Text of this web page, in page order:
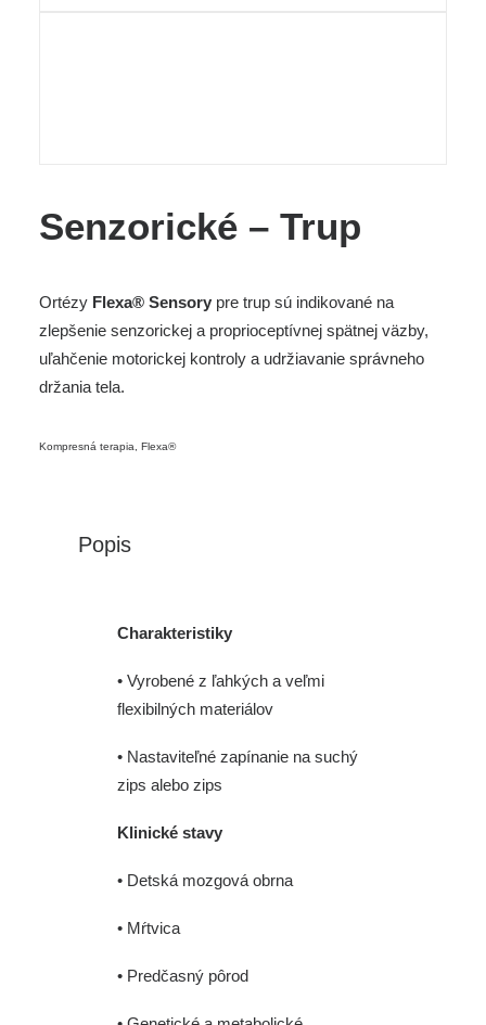
Senzorické – Trup
Ortézy Flexa® Sensory pre trup sú indikované na
zlepšenie senzorickej a proprioceptívnej spätnej väzby,
uľahčenie motorickej kontroly a udržiavanie správneho
držania tela.
Kompresná terapia Flexa®
Popis
Charakteristiky
• Vyrobené z ľahkých a veľmi
flexibilných materiálov
• Nastaviteľné zapínanie na suchý
zips alebo zips
Klinické stavy
• Detská mozgová obrna
• Mŕtvica
• Predčasný pôrod